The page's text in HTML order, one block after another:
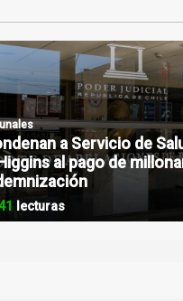
a Servicio de
al pago de
lecturas